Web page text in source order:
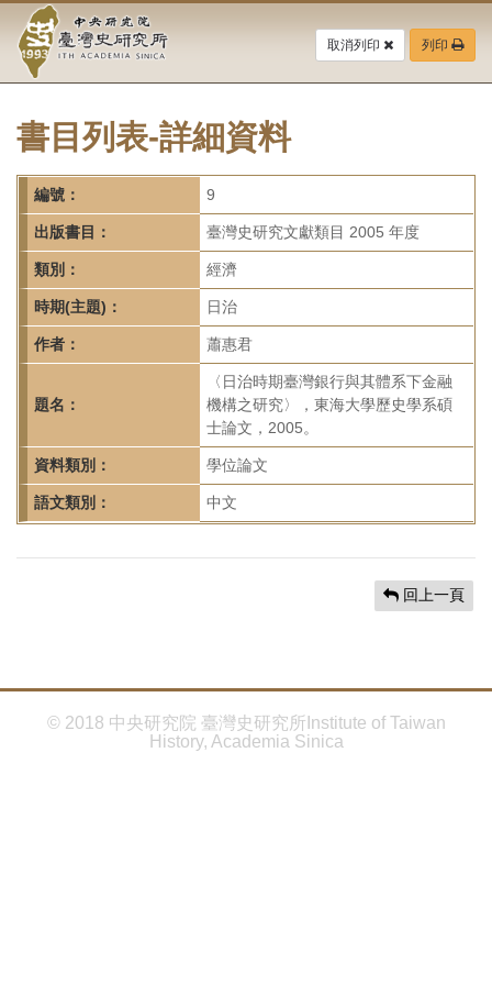
要
中
央
研
究
院-
臺
灣
史
研
究
所-
首
頁
取消列印 列印
書目列表-詳細資料
編號： 9
出版書目： 臺灣史研究文獻類目 2005 年度
類別： 經濟
時期(主題)： 日治
作者： 蕭惠君
題名：
〈日治時期臺灣銀行與其體系下金融
機構之研究〉，東海大學歷史學系碩
士論文，2005。
資料類別： 學位論文
語文類別： 中文
回上一頁
© 2018 中央研究院 臺灣史研究所Institute of Taiwan
History, Academia Sinica